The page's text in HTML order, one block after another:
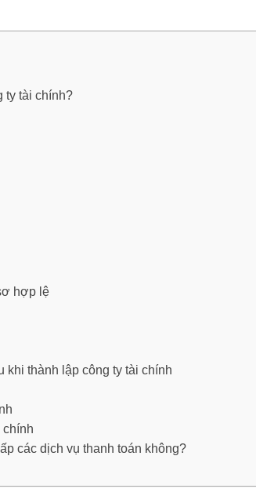
ty tài chính?
hợp lệ
khi thành lập công ty tài chính
chính
các dịch vụ thanh toán không?